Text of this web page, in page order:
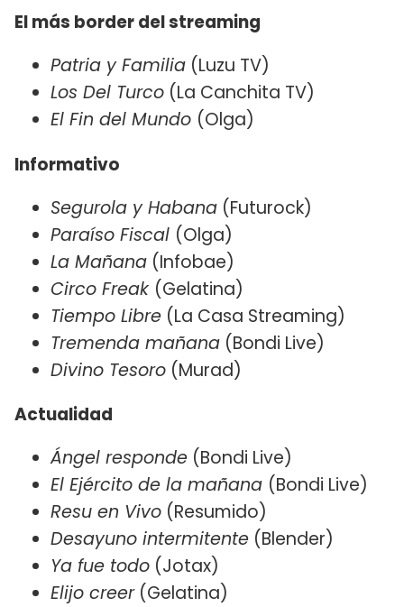
El más border del streaming
Patria y Familia (Luzu TV)
Los Del Turco (La Canchita TV)
El Fin del Mundo (Olga)
Informativo
Segurola y Habana (Futurock)
Paraíso Fiscal (Olga)
La Mañana (Infobae)
Circo Freak (Gelatina)
Tiempo Libre (La Casa Streaming)
Tremenda mañana (Bondi Live)
Divino Tesoro (Murad)
Actualidad
Ángel responde (Bondi Live)
El Ejército de la mañana (Bondi Live)
Resu en Vivo (Resumido)
Desayuno intermitente (Blender)
Ya fue todo (Jotax)
Elijo creer(Gelatina)